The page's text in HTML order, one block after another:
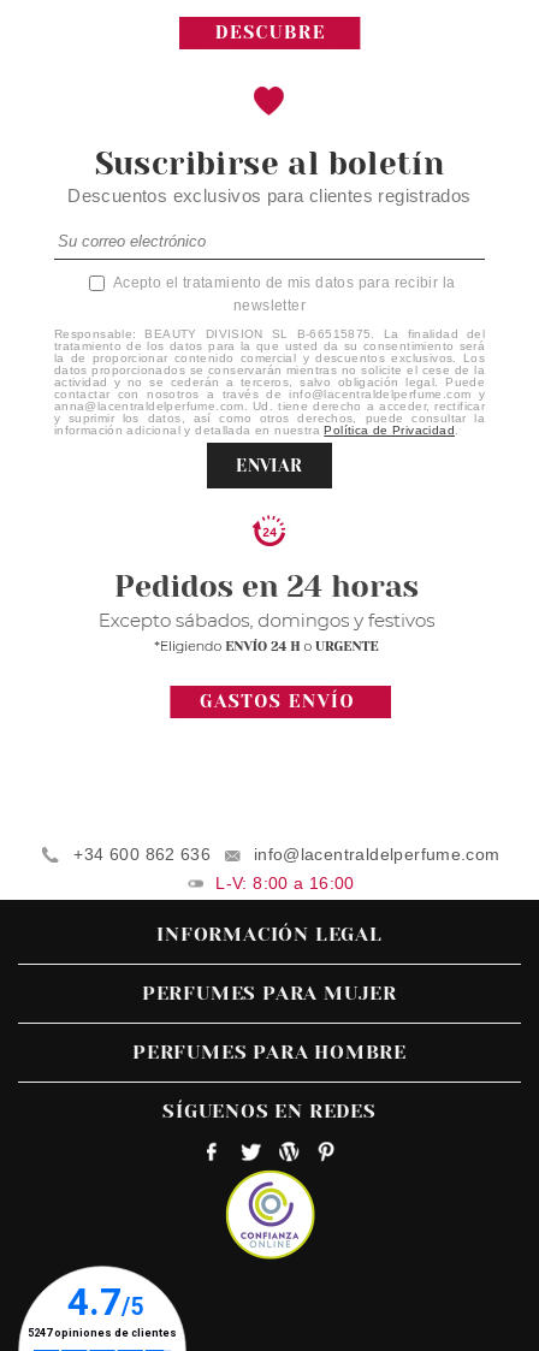
Suscribirse al boletín
Descuentos exclusivos para clientes registrados
Acepto el tratamiento de mis datos para recibir la
newsletter
Responsable: BEAUTY DIVISION SL B-66515875. La finalidad del
tratamiento de los datos para la que usted da su consentimiento será
la de proporcionar contenido comercial y descuentos exclusivos. Los
datos proporcionados se conservarán mientras no solicite el cese de la
actividad y no se cederán a terceros, salvo obligación legal. Puede
contactar con nosotros a través de info@lacentraldelperfume.com y
anna@lacentraldelperfume.com. Ud. tiene derecho a acceder, rectificar
y suprimir los datos, así como otros derechos, puede consultar la
información adicional y detallada en nuestraPolítica de Privacidad.
ENVIAR
+34 600 862 636
info@lacentraldelperfume.com
L-V: 8:00 a 16:00
INFORMACIÓN LEGAL
PERFUMES PARA MUJER
PERFUMES PARA HOMBRE
SÍGUENOS EN REDES